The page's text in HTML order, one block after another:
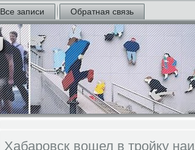
Все записи Обратная связь
Хабаровск вошел в тройку